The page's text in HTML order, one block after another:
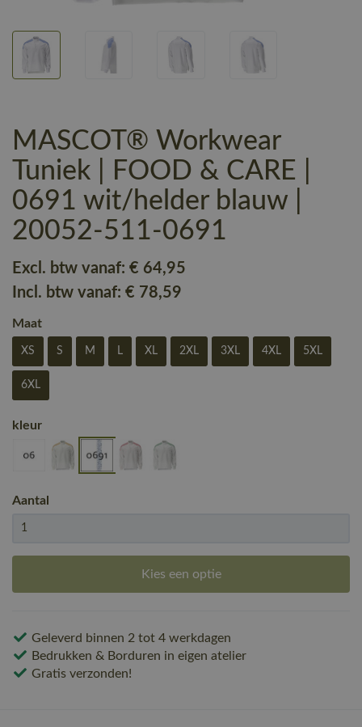
MASCOT® Workwear
Tuniek | FOOD & CARE |
0691 wit/helder blauw |
20052-511-0691
Excl. btw vanaf: € 64,95
Incl. btw vanaf: € 78,59
Maat
XS S M L XL 2XL 3XL 4XL 5XL
6XL
kleur
Aantal
Kies een optie
Geleverd binnen 2 tot 4 werkdagen
Bedrukken & Borduren in eigen atelier
Gratis verzonden!